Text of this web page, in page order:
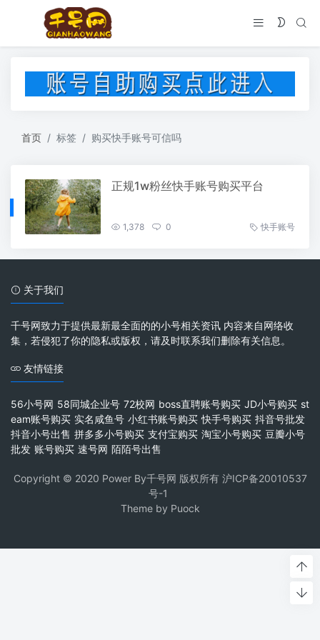
首页 标签 购买快手账号可信吗
正规1w粉丝快手账号购买平台
1,378 0 快手账号
关于我们
千号网致力于提供最新最全面的的小号相关资讯 内容来自网络收
集，若侵犯了你的隐私或版权，请及时联系我们删除有关信息。
友情链接
56小号网 58同城企业号 72校网 boss直聘账号购买 JD小号购买 st
eam账号购买 实名咸鱼号 小红书账号购买 快手号购买 抖音号批发
抖音小号出售 拼多多小号购买 支付宝购买 淘宝小号购买 豆瓣小号
批发 账号购买 速号网 陌陌号出售
Copyright © 2020 Power By千号网 版权所有 沪ICP备20010537
号-1
Theme by Puock